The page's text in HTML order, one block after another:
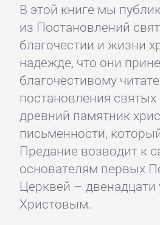
В этой книге мы
из Постановлений
благочестии и жизни
надежде, что они
благочестивому
постановления
древний памятник
письменности,
Предание возводит к
основателям первых
Церквей – двенадцати
Христовым.